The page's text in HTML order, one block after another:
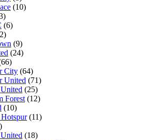
(10)
(6)
(9)
(24)
City (64)
United (71)
(25)
Forest (12)
(10)
(11)
(18)